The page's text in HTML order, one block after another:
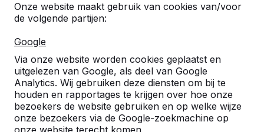
Onze website maakt gebruik van cookies van/voor
de volgende partijen:
Google
Via onze website worden cookies geplaatst en
uitgelezen van Google, als deel van Google
Analytics. Wij gebruiken deze diensten om bij te
houden en rapportages te krijgen over hoe onze
bezoekers de website gebruiken en op welke wijze
onze bezoekers via de Google-zoekmachine op
onze website terecht komen.
Referenties
U vindt onze producten in heel Europa en
zelfs daarbuiten. Bekijk hier waar bij u in de
buurt al een HeBlad product staat.
Product